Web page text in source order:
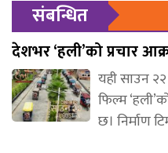
संबन्धित
देशभर ‘हली’को प्रचार
यही साउन
फिल्म
छ। निर्माण